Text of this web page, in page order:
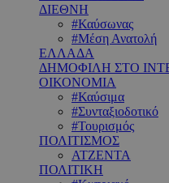
ΔΙΕΘΝΗ
#Καύσωνας
#Μέση Ανατολή
ΕΛΛΑΔΑ
ΔΗΜΟΦΙΛΗ ΣΤΟ
ΟΙΚΟΝΟΜΙΑ
#Καύσιμα
#Συνταξιοδοτικό
#Τουρισμός
ΠΟΛΙΤΙΣΜΟΣ
ΑΤΖΕΝΤΑ
ΠΟΛΙΤΙΚΗ